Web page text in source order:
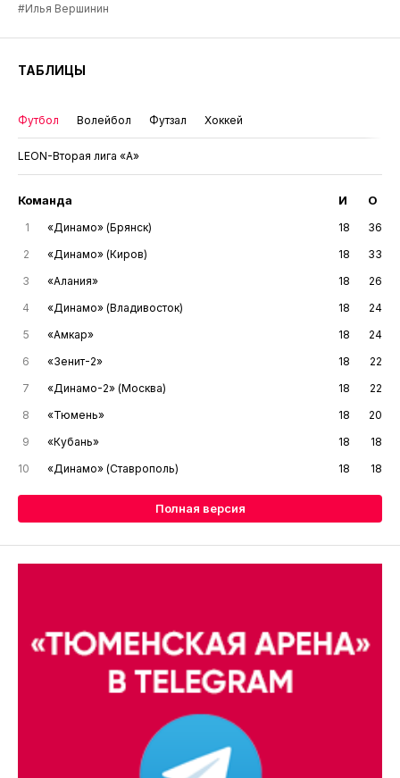
#Илья Вершинин
ТАБЛИЦЫ
Футбол Волейбол Футзал Хоккей
LEON-Вторая лига «А»
Команда И О
1 «Динамо» (Брянск) 18
36
2
«Динамо» (Киров) 18
33
3
«Алания» 18
26
4
«Динамо» (Владивосток) 18
24
5
«Амкар» 18
24
6
«Зенит-2» 18
22
7
«Динамо-2» (Москва) 18
22
8
«Тюмень» 18
20
9
«Кубань» 18
18
10
«Динамо» (Ставрополь) 18 18
Полная версия